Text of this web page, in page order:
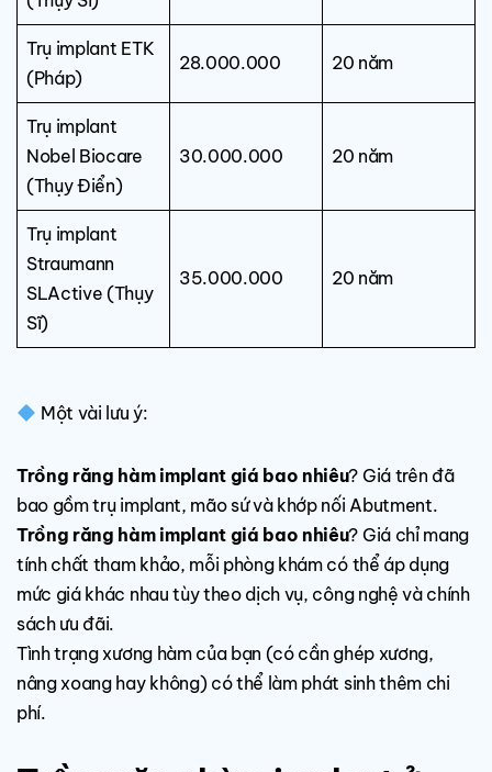
Trụ implant ETK
(Pháp)
28.000.000 20 năm
Trụ implant
Nobel Biocare
(Thụy Điển)
30.000.000 20 năm
Trụ implant
Straumann
SLActive (Thụy
Sĩ)
35.000.000 20 năm
Một vài lưu ý:
Trồng răng hàm implant giá bao nhiêu? Giá trên đã
bao gồm trụ implant, mão sứ và khớp nối Abutment.
Trồng răng hàm implant giá bao nhiêu? Giá chỉ mang
tính chất tham khảo, mỗi phòng khám có thể áp dụng
mức giá khác nhau tùy theo dịch vụ, công nghệ và chính
sách ưu đãi.
Tình trạng xương hàm của bạn (có cần ghép xương,
nâng xoang hay không) có thể làm phát sinh thêm chi
phí.